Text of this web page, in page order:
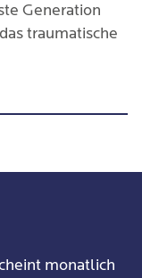
Generation
traumatische
monatlich